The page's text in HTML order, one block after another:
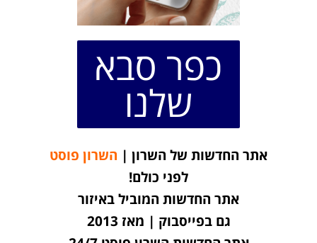
כפר סבא
שלנו
אתר החדשות של השרון | השרון פוסט
לפני כולם!
אתר החדשות המוביל באיזור
גם בפייסבוק | מאז 2013